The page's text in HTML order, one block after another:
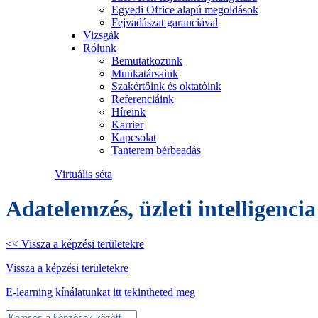
Egyedi Office alapú megoldások
Fejvadászat garanciával
Vizsgák
Rólunk
Bemutatkozunk
Munkatársaink
Szakértőink és oktatóink
Referenciáink
Híreink
Karrier
Kapcsolat
Tanterem bérbeadás
Virtuális séta
Adatelemzés, üzleti
<< Vissza a képzési területekre
Vissza a képzési területekre
E-learning kínálatunkat itt tekintheted meg